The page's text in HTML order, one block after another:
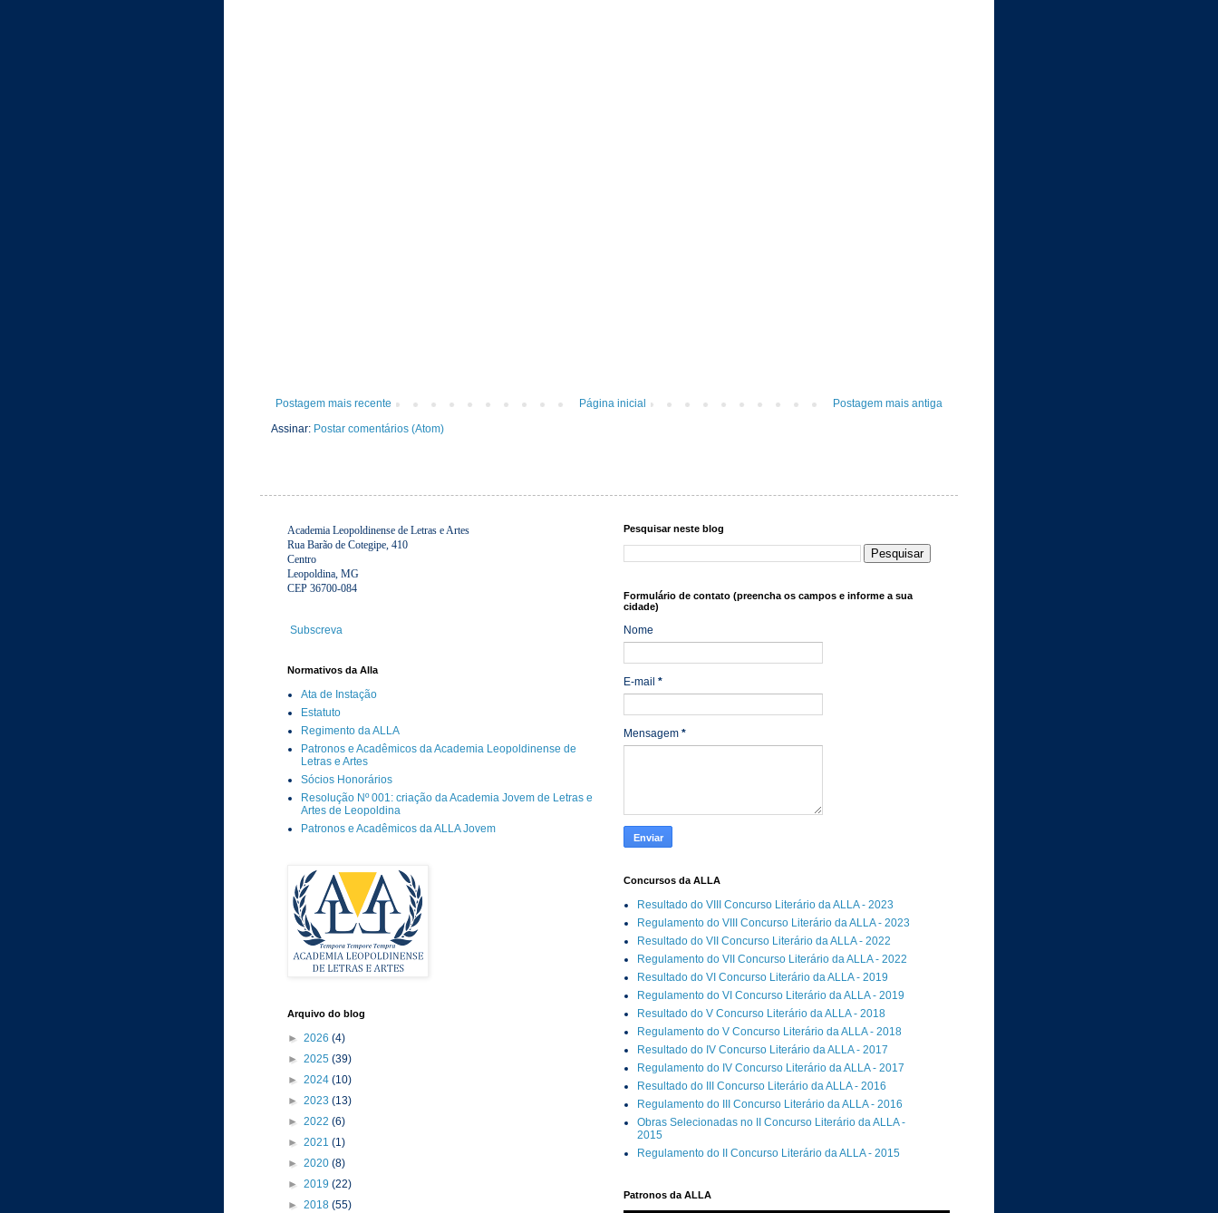
Postagem mais recente Postagem mais antiga
Página inicial
Assinar: Postar comentários (Atom)
Academia Leopoldinense de Letras e Artes
Rua Barão de Cotegipe, 410
Centro
Leopoldina, MG
CEP 36700-084
Subscreva
Normativos da Alla
Ata de Instação
Estatuto
Regimento da ALLA
Patronos e Acadêmicos da Academia Leopoldinense de
Letras e Artes
Sócios Honorários
Resolução Nº 001: criação da Academia Jovem de Letras e
Artes de Leopoldina
Patronos e Acadêmicos da ALLA Jovem
Arquivo do blog
► 2026 (4)
► 2025 (39)
► 2024 (10)
► 2023 (13)
► 2022 (6)
► 2021 (1)
► 2020 (8)
► 2019 (22)
► 2018 (55)
Pesquisar neste blog
Formulário de contato (preencha os campos e informe a sua
cidade)
Nome
E-mail *
Mensagem *
Concursos da ALLA
Resultado do VIII Concurso Literário da ALLA - 2023
Regulamento do VIII Concurso Literário da ALLA - 2023
Resultado do VII Concurso Literário da ALLA - 2022
Regulamento do VII Concurso Literário da ALLA - 2022
Resultado do VI Concurso Literário da ALLA - 2019
Regulamento do VI Concurso Literário da ALLA - 2019
Resultado do V Concurso Literário da ALLA - 2018
Regulamento do V Concurso Literário da ALLA - 2018
Resultado do IV Concurso Literário da ALLA - 2017
Regulamento do IV Concurso Literário da ALLA - 2017
Resultado do III Concurso Literário da ALLA - 2016
Regulamento do III Concurso Literário da ALLA - 2016
Obras Selecionadas no II Concurso Literário da ALLA -
2015
Regulamento do II Concurso Literário da ALLA - 2015
Patronos da ALLA